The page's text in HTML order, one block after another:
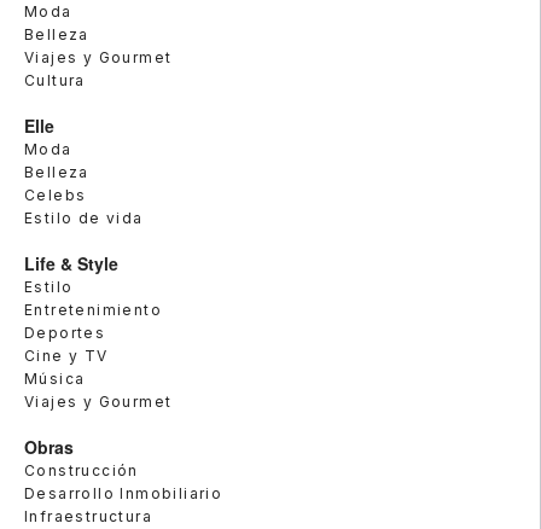
Moda
Belleza
Viajes y Gourmet
Cultura
Elle
Moda
Belleza
Celebs
Estilo de vida
Life & Style
Estilo
Entretenimiento
Deportes
Cine y TV
Música
Viajes y Gourmet
Obras
Construcción
Desarrollo Inmobiliario
Infraestructura